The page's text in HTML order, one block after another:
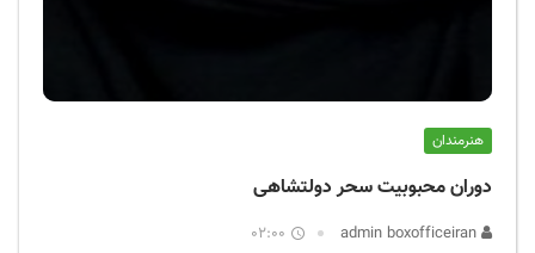
هنرمندان
دوران محبوبیت سحر دولتشاهی
02:00